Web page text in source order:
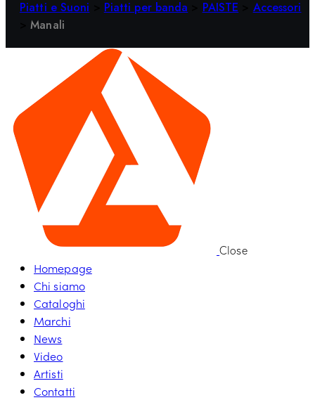
Piatti e Suoni Piatti per banda PAISTE
Accessori
Manali
Close
Homepage
Chi siamo
Cataloghi
Marchi
News
Video
Artisti
Contatti